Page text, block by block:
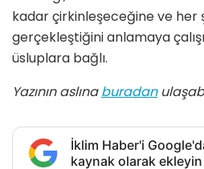
kadar çirkinleşeceğine ve her
gerçekleştiğini anlamaya
üsluplara bağlı.
Yazının aslınaburadan
İklim Haber'i
kaynak olarak ekleyin